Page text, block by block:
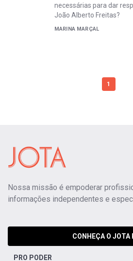
necessárias para dar
João Alberto Freitas?
MARINA MARÇAL
1
Nossa missão é empoderar
informações independentes e
CONHEÇA O JOTA
PRO PODER